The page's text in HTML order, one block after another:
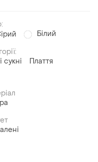
Білий
сукні
Плаття